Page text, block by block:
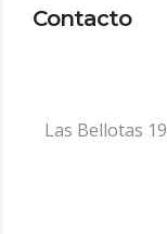
Contacto
Las Bellotas